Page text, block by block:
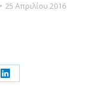
25 Απριλίου 2016
Share